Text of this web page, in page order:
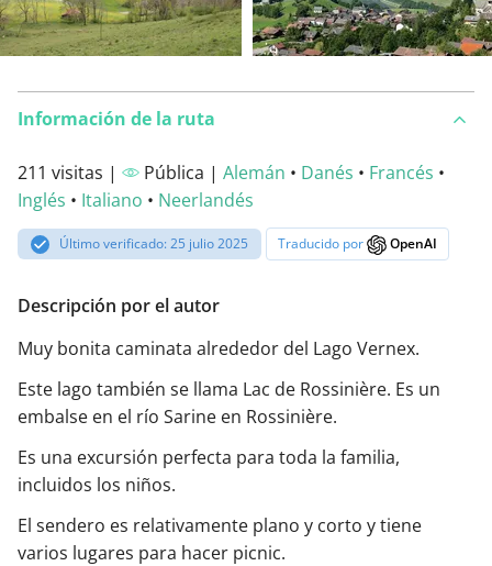
Información de la ruta
211 visitas | Pública | Alemán • Danés • Francés •
Inglés • Italiano • Neerlandés
Último verificado: 25 julio 2025 Traducido por OpenAI
Descripción por el autor
Muy bonita caminata alrededor del Lago Vernex.
Este lago también se llama Lac de Rossinière. Es un
embalse en el río Sarine en Rossinière.
Es una excursión perfecta para toda la familia,
incluidos los niños.
El sendero es relativamente plano y corto y tiene
varios lugares para hacer picnic.